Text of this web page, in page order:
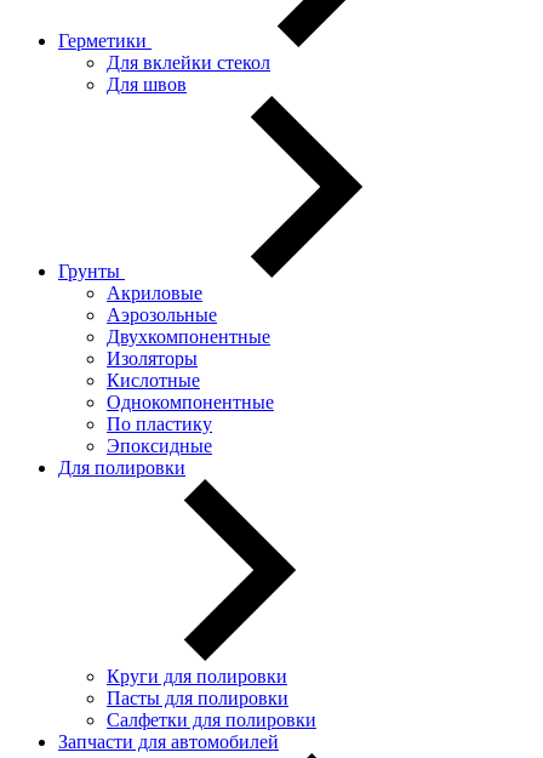
Герметики
Для вклейки стекол
Для швов
Грунты
Акриловые
Аэрозольные
Двухкомпонентные
Изоляторы
Кислотные
Однокомпонентные
По пластику
Эпоксидные
Для полировки
Круги для полировки
Пасты для полировки
Салфетки для полировки
Запчасти для автомобилей